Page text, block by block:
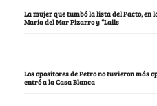
La mujer que tumbó la lista del Pacto, en
María del Mar Pizarro y “Lalis
Los opositores de Petro no tuvieron más
entró a la Casa Blanca